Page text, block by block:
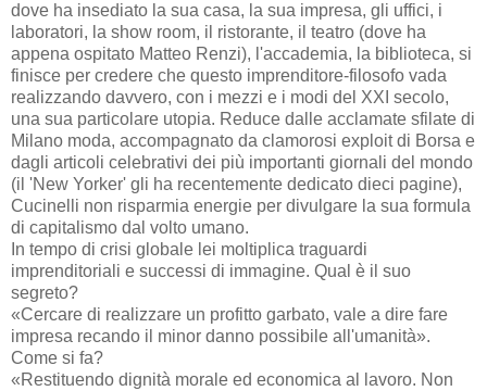
dove ha insediato la sua casa, la sua impresa, gli uffici, i
laboratori, la show room, il ristorante, il teatro (dove ha
appena ospitato Matteo Renzi), l'accademia, la biblioteca, si
finisce per credere che questo imprenditore-filosofo vada
realizzando davvero, con i mezzi e i modi del XXI secolo,
una sua particolare utopia. Reduce dalle acclamate sfilate di
Milano moda, accompagnato da clamorosi exploit di Borsa e
dagli articoli celebrativi dei più importanti giornali del mondo
(il 'New Yorker' gli ha recentemente dedicato dieci pagine),
Cucinelli non risparmia energie per divulgare la sua formula
di capitalismo dal volto umano.
In tempo di crisi globale lei moltiplica traguardi
imprenditoriali e successi di immagine. Qual è il suo
segreto?
«Cercare di realizzare un profitto garbato, vale a dire fare
impresa recando il minor danno possibile all'umanità».
Come si fa?
«Restituendo dignità morale ed economica al lavoro. Non